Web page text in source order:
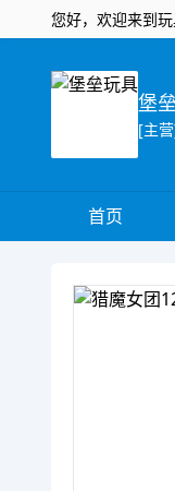
您好，欢迎来到玩
堡
[主
首页